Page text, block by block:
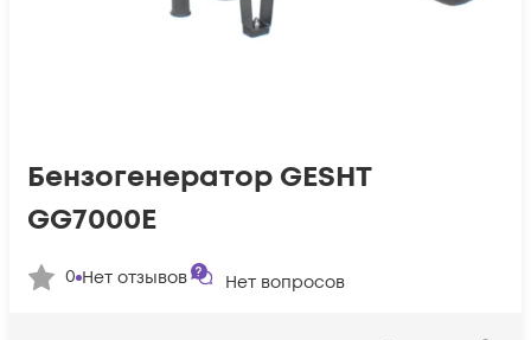
Бензогенератор GESHT
GG7000E
0 Нет отзывов Нет вопросов